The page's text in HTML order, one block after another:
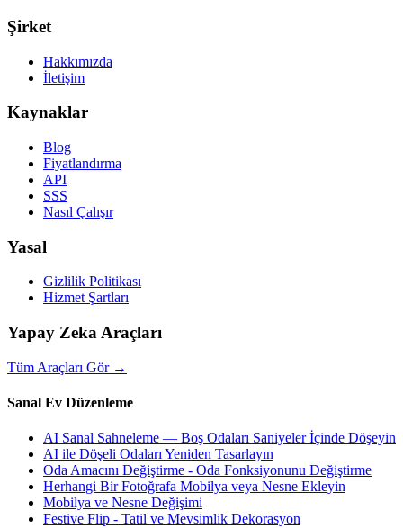
Şirket
Hakkımızda
İletişim
Kaynaklar
Blog
Fiyatlandırma
API
SSS
Nasıl Çalışır
Yasal
Gizlilik Politikası
Hizmet Şartları
Yapay Zeka Araçları
Tüm Araçları Gör→
Sanal Ev Düzenleme
AI Sanal Sahneleme — Boş Odaları Saniyeler İçinde Döşeyin
AI ile Döşeli Odaları Yeniden Tasarlayın
Oda Amacını Değiştirme - Oda Fonksiyonunu Değiştirme
Herhangi Bir Fotoğrafa Mobilya veya Nesne Ekleyin
Mobilya ve Nesne Değişimi
Festive Flip - Tatil ve Mevsimlik Dekorasyon